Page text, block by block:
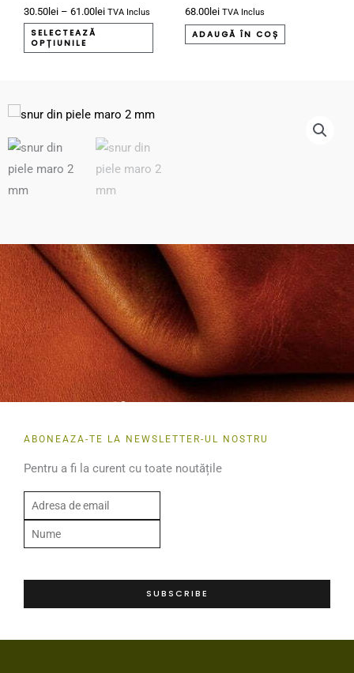
30.50lei – 61.00lei TVA Inclus
SELECTEAZĂ
OPȚIUNILE
Opțiunile
fi
pagina
68.00lei TVA Inclus
ADAUGĂ ÎN COȘ
ABONEAZA-TE LA NEWSLETTER-UL NOSTRU
Pentru a fi la curent cu toate noutățile
u
m
*
SUBSCRIBE